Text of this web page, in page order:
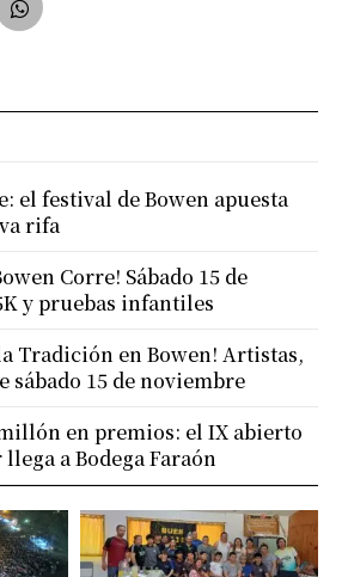
el festival de Bowen apuesta
rifa
Corre! Sábado 15 de
y pruebas infantiles
Tradición en Bowen! Artistas,
sábado 15 de noviembre
en premios: el IX abierto
a Bodega Faraón